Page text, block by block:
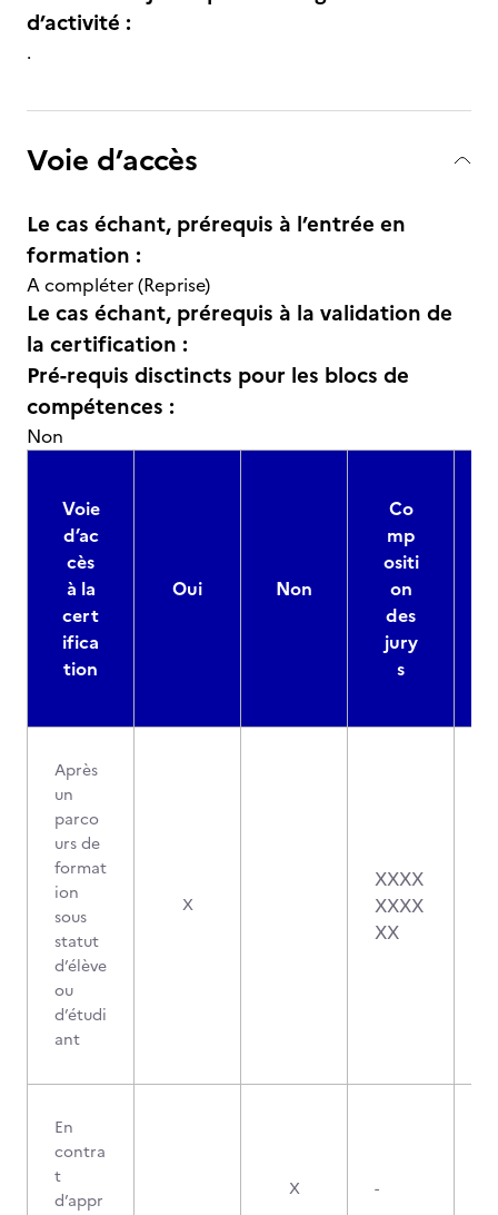
d’activité :
.
Voie d’accès
Le cas échant, prérequis à l’entrée en
formation :
A compléter (Reprise)
Le cas échant, prérequis à la validation de
la certification :
Pré-requis disctincts pour les blocs de
compétences :
Non
Voie
d’ac
cès
à la
cert
ifica
tion
Oui Non
Co
mp
ositi
on
des
jury
s
Après
un
parco
urs de
format
ion
sous
statut
d’élève
ou
d’étudi
ant
X
XXXX
XXXX
XX
En
contra
t
d’appr
X -